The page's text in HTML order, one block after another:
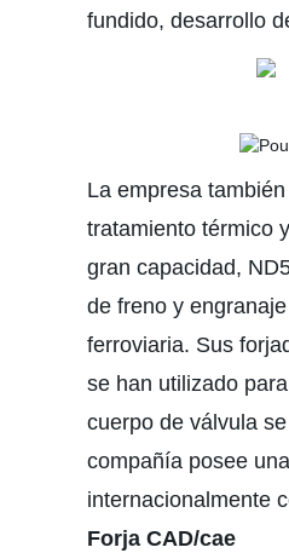
fundido, desarrollo
La empresa
tratamiento térmico
gran capacidad,
de freno y
ferroviaria. Sus
se han utilizado
cuerpo de válvula
compañía posee
internacionalmente
Forja CAD/cae